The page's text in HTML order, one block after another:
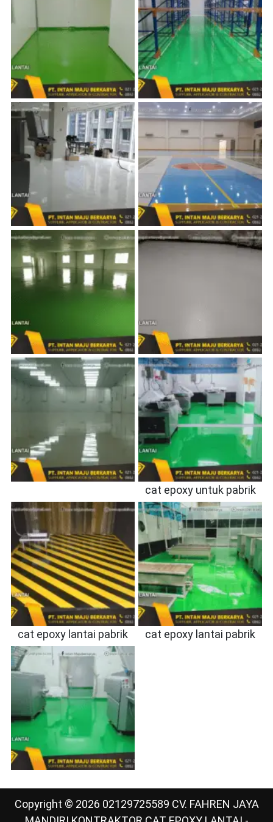
cat epoxy untuk pabrik
cat epoxy lantai pabrik cat epoxy lantai pabrik
Copyright © 2026 02129725589 CV. FAHREN JAYA